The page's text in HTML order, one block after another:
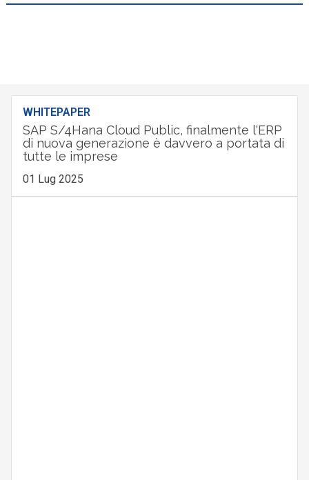
WHITEPAPER
SAP S/4Hana Cloud Public, finalmente l'ERP
di nuova generazione è davvero a portata di
tutte le imprese
01 Lug 2025